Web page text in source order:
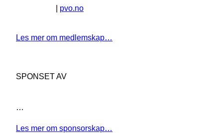
| pvo.no
Les mer om medlemskap…
SPONSET AV
…
Les mer om sponsorskap…